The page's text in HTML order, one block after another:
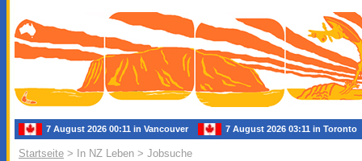
7 August 2026 00:11 in Vancouver 7 August 2026 03:11 in
Startseite > In NZ Leben > Jobsuche